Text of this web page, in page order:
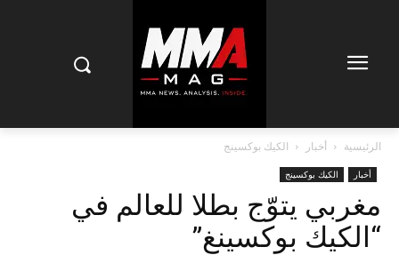
الرئيسية أخبار الكيك بوكسينج
أخبار الكيك بوكسينج
مغربي يتوّج بطلا للعالم في
“الكيك بوكسينغ”